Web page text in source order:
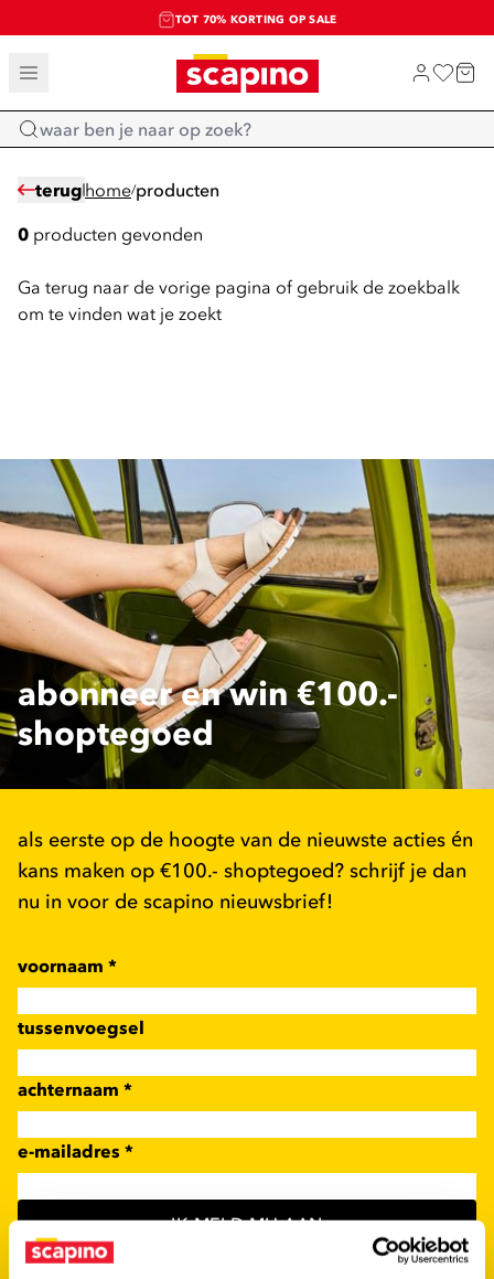
SALE: LAATSTE KANS!
SHOP NIEUW
Home
terug home/producten
0 producten gevonden
Ga terug naar de vorige pagina of gebruik de zoekbalk
om te vinden wat je zoekt
abonneer en win €100.-
shoptegoed
als eerste op de hoogte van de nieuwste acties én
kans maken op €100.- shoptegoed? schrijf je dan
nu in voor de scapino nieuwsbrief!
voornaam *
tussenvoegsel
achternaam *
e-mailadres *
IK MELD MIJ AAN